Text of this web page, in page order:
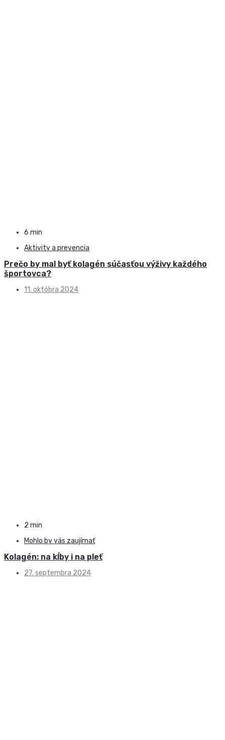
6 min
Aktivity a prevencia
Prečo by mal byť kolagén súčasťou výživy každého
športovca?
11. októbra 2024
2 min
Mohlo by vás zaujímať
Kolagén: na kĺby i na pleť
27. septembra 2024